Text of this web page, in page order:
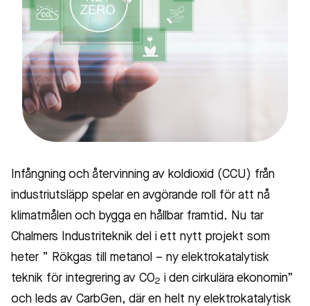
Infångning och återvinning av koldioxid (CCU) från
industriutsläpp spelar en avgörande roll för att nå
klimatmålen och bygga en hållbar framtid. Nu tar
Chalmers Industriteknik del i ett nytt projekt som
heter ” Rökgas till metanol – ny elektrokatalytisk
teknik för integrering av CO2 i den cirkulära ekonomin”
och leds av CarbGen, där en helt ny elektrokatalytisk